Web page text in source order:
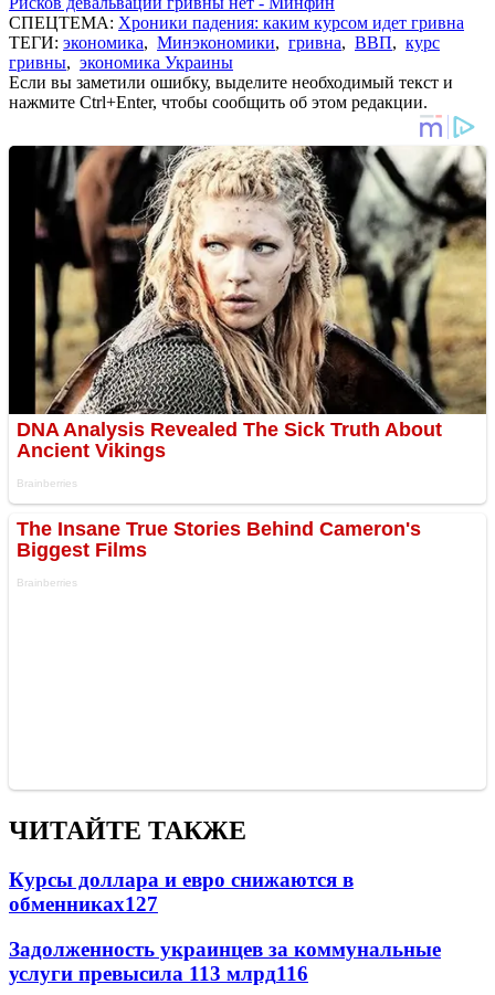
СПЕЦТЕМА: Хроники падения: каким курсом идет гривна
ТЕГИ: экономика, Минэкономики, гривна, ВВП, курс
гривны, экономика Украины
Если вы заметили ошибку, выделите необходимый текст и
нажмите Ctrl+Enter, чтобы сообщить об этом редакции.
ЧИТАЙТЕ ТАКЖЕ
Курсы доллара и евро снижаются в
обменниках127
Задолженность украинцев за коммунальные
услуги превысила 113 млрд116